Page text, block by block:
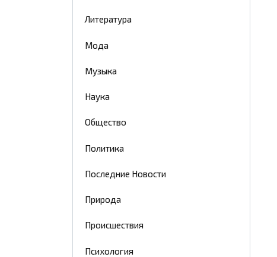
Литература
Мода
Музыка
Наука
Общество
Политика
Последние Новости
Природа
Происшествия
Психология